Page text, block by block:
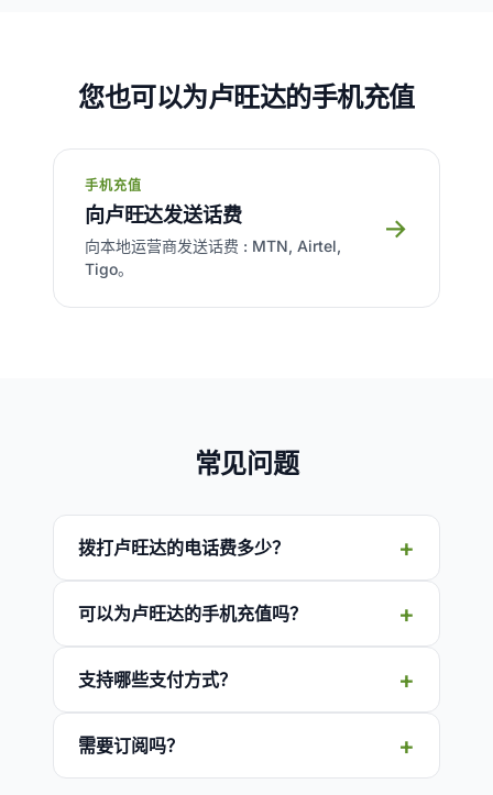
您也可以为卢旺达的手机充值
手机充值
向卢旺达发送话费
向本地运营商发送话费 : MTN, Airtel,
Tigo。
→
常见问题
拨打卢旺达的电话费多少？
可以为卢旺达的手机充值吗？
支持哪些支付方式？
需要订阅吗？